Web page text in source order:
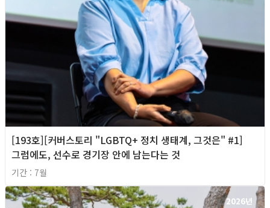
[193호][커버스토리 "LGBTQ+ 정치 생태계, 그것은" #1]
그럼에도, 선수로 경기장 안에 남는다는 것
기간 : 7월
2026년